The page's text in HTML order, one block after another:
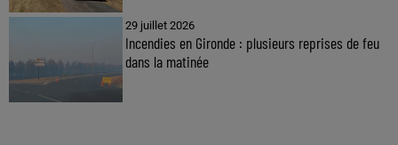
29 juillet 2026
Incendies en Gironde : plusieurs reprises de feu
dans la matinée